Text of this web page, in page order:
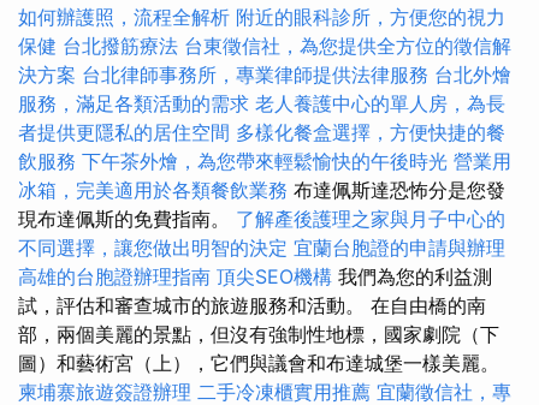
如何辦護照，流程全解析 附近的眼科診所，方便您的視力
保健 台北撥筋療法 台東徵信社，為您提供全方位的徵信解
決方案 台北律師事務所，專業律師提供法律服務 台北外燴
服務，滿足各類活動的需求 老人養護中心的單人房，為長
者提供更隱私的居住空間 多樣化餐盒選擇，方便快捷的餐
飲服務 下午茶外燴，為您帶來輕鬆愉快的午後時光 營業用
冰箱，完美適用於各類餐飲業務 布達佩斯達恐怖分是您發
現布達佩斯的免費指南。 了解產後護理之家與月子中心的
不同選擇，讓您做出明智的決定 宜蘭台胞證的申請與辦理
高雄的台胞證辦理指南 頂尖SEO機構 我們為您的利益測
試，評估和審查城市的旅遊服務和活動。 在自由橋的南
部，兩個美麗的景點，但沒有強制性地標，國家劇院（下
圖）和藝術宮（上），它們與議會和布達城堡一樣美麗。
柬埔寨旅遊簽證辦理 二手冷凍櫃實用推薦 宜蘭徵信社，專